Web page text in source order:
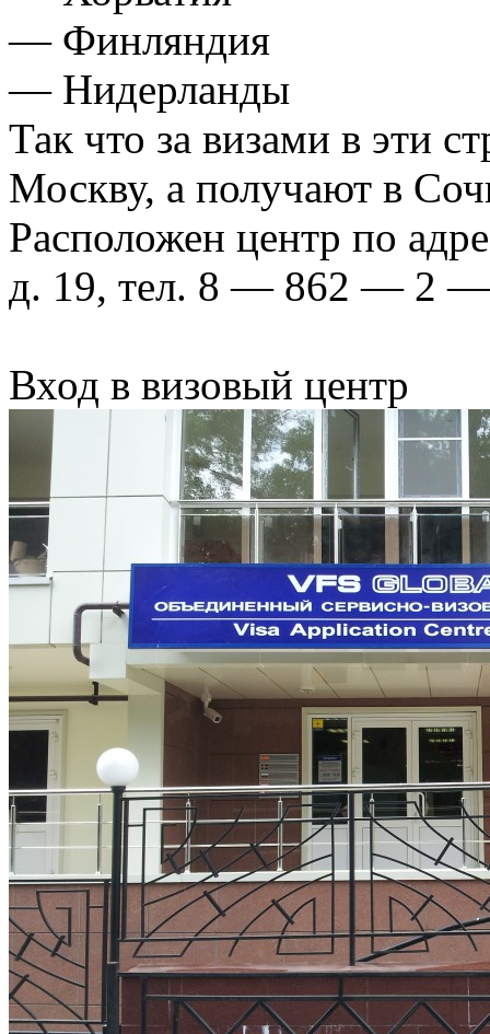
— Финляндия
— Нидерланды
Так что за визами в эти
Москву, а получают в
Расположен центр по
д. 19, тел. 8 — 862 — 2
Вход в визовый центр